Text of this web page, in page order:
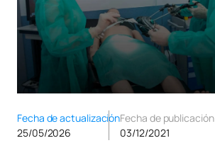
Fecha de actualización
25/05/2026
Fecha de publicación
03/12/2021